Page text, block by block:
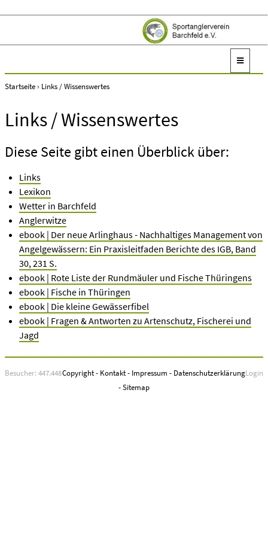
Startseite› Links / Wissenswertes
Links /Wissenswertes
Diese Seite gibt einen Überblick über:
Links
Lexikon
Wetter in Barchfeld
Anglerwitze
ebook | Der neue Arlinghaus - Nachhaltiges Management von
Angelgewässern: Ein Praxisleitfaden Berichte des IGB, Band
30, 231 S.
ebook | Rote Liste der Rundmäuler und Fische Thüringens
ebook | Fische in Thüringen
ebook | Die kleine Gewässerfibel
ebook | Fragen & Antworten zu Artenschutz, Fischerei und
Jagd
Besucher: 447.448 Login
Copyright- Kontakt- Impressum - Datenschutzerklärung
-Sitemap